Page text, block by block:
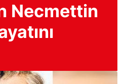
Necmettin